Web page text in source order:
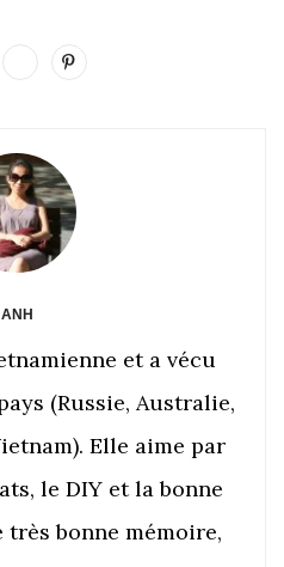
ANH
et a vécu
(Russie, Australie,
Elle aime par
le DIY et la bonne
bonne mémoire,